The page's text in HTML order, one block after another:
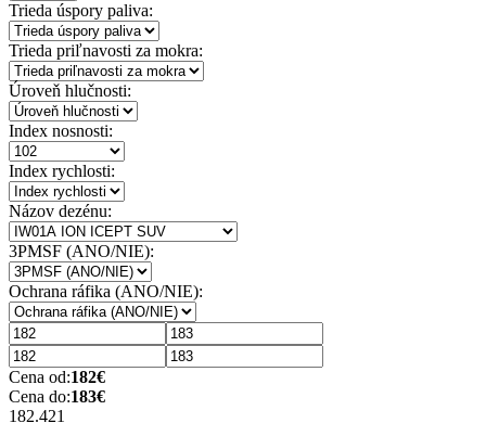
Trieda úspory paliva:
Trieda priľnavosti za mokra:
Úroveň hlučnosti:
Index nosnosti:
Index rychlosti:
Názov dezénu:
3PMSF (ANO/NIE):
Ochrana ráfika (ANO/NIE):
Cena od:182€
Cena do:183€
182.421